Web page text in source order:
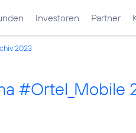
Investoren Partner
2023
#Ortel_Mobile